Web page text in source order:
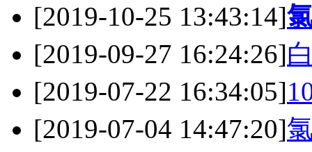
[2019-10-25 13:43:14]
[2019-09-27 16:24:26]
[2019-07-22 16:34:05]
[2019-07-04 14:47:20]